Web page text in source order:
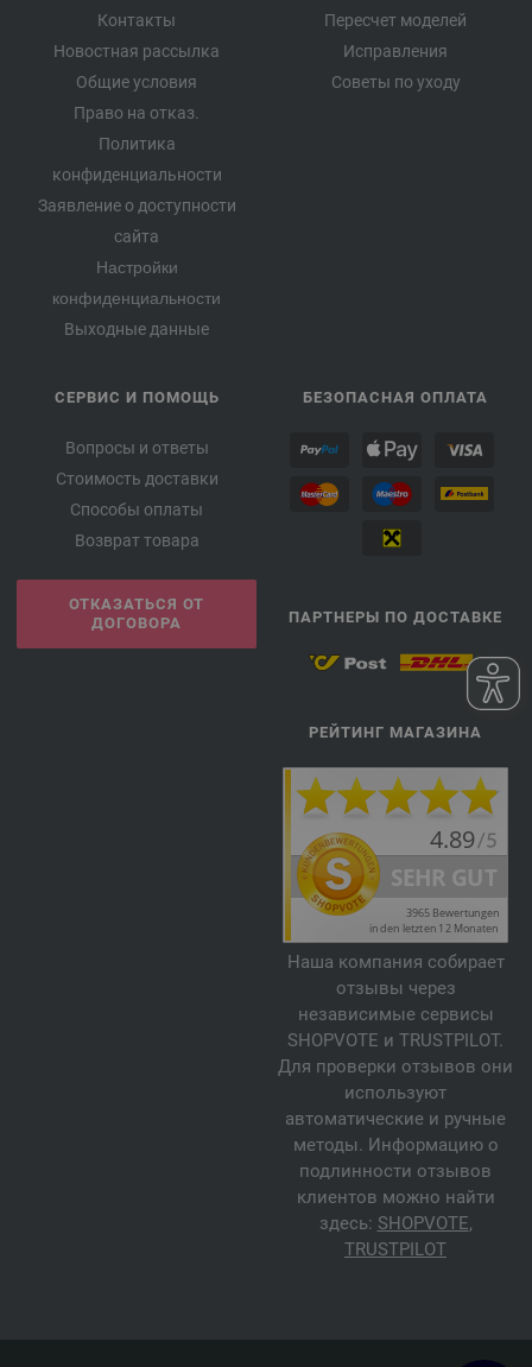
Контакты
Новостная рассылка
Общие условия
Право на отказ.
Политика
конфиденциальности
Заявление о доступности
сайта
Настройки
конфиденциальности
Выходные данные
Пересчет моделей
Исправления
Советы по уходу
СЕРВИС И ПОМОЩЬ
Вопросы и ответы
Стоимость доставки
Способы оплаты
Возврат товара
ОТКАЗАТЬСЯ ОТ
ДОГОВОРА
БЕЗОПАСНАЯ ОПЛАТА
ПАРТНЕРЫ ПО ДОСТАВКЕ
РЕЙТИНГ МАГАЗИНА
Наша компания собирает
отзывы через
независимые сервисы
SHOPVOTE и TRUSTPILOT.
Для проверки отзывов они
используют
автоматические и ручные
методы. Информацию о
подлинности отзывов
клиентов можно найти
здесь: SHOPVOTE,
TRUSTPILOT